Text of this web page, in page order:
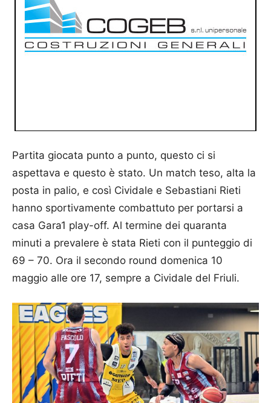
Partita giocata punto a punto, questo ci si
aspettava e questo è stato. Un match teso, alta la
posta in palio, e così Cividale e Sebastiani Rieti
hanno sportivamente combattuto per portarsi a
casa Gara1 play-off. Al termine dei quaranta
minuti a prevalere è stata Rieti con il punteggio di
69 – 70. Ora il secondo round domenica 10
maggio alle ore 17, sempre a Cividale del Friuli.